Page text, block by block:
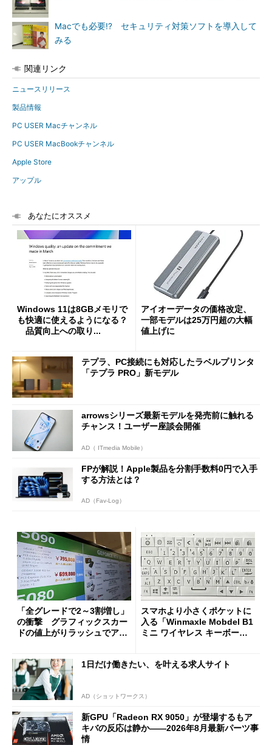
Macでも必要!? セキュリティ対策ソフトを導入して
みる
関連リンク
ニュースリリース
製品情報
PC USER Macチャンネル
PC USER MacBookチャンネル
Apple Store
アップル
あなたにオススメ
Windows 11は8GBメモリで
も快適に使えるようになる？
品質向上への取り...
アイオーデータの価格改定、
一部モデルは25万円超の大幅
値上げに
テプラ、PC接続にも対応したラベルプリンタ
「テプラ PRO」新モデル
arrowsシリーズ最新モデルを発売前に触れる
チャンス！ユーザー座談会開催
AD（ ITmedia Mobile）
FPが解説！Apple製品を分割手数料0円で入手
する方法とは？
AD（Fav-Log）
「全グレードで2～3割増し」
の衝撃 グラフィックスカー
ドの値上がりラッシュでアキ
スマホより小さくポケットに
入る「Winmaxle Mobdel B1
ミニ ワイヤレス キーボー
1日だけ働きたい、を叶える求人サイト
AD（ショットワークス）
新GPU「Radeon RX 9050」が登場するもア
キバの反応は静か――2026年8月最新パーツ事
情